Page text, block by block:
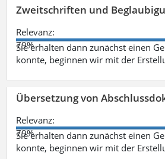
Zweitschriften und
Relevanz:
79%
Sie erhalten dann zunächst einen
konnte, beginnen wir mit der
Übersetzung von
Relevanz:
79%
Sie erhalten dann zunächst einen
konnte, beginnen wir mit der